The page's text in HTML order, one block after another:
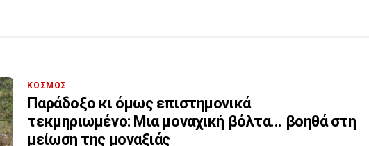
ΚΟΣΜΟΣ
Παράδοξο κι όμως επιστημονικά
τεκμηριωμένο: Μια μοναχική βόλτα... βοηθά στη
μείωση της μοναξιάς